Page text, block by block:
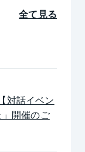
全て見る
対話イベン
」開催のご